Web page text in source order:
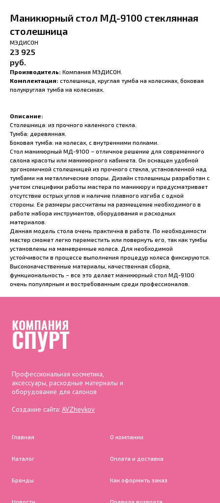
Маникюрный стол МД-9100 стеклянная
столешница
МЭДИСОН
23 925
руб.
Производитель: Компания МЭДИСОН.
Комплектация: столешница, круглая тумба на колесиках, боковая
полукруглая тумба на колесиках.
Описание:
Столешница: из прочного каленного стекла.
Тумба: деревянная.
Боковая тумба: на колесах, с внутренними полками.
Стол маникюрный МД-9100 – отличное решение для современного
салона красоты или маникюрного кабинета. Он оснащен удобной
эргономичной столешницей из прочного стекла, установленной над
тумбами на металлические опоры. Дизайн столешницы разработан с
учетом специфики работы мастера по маникюру и предусматривает
отсутствие острых углов и наличие плавного изгиба с одной
стороны. Ее размеры рассчитаны на размещение необходимого в
работе набора инструментов, оборудования и расходных
материалов.
Данная модель стола очень практична в работе. По необходимости
мастер сможет легко переместить или повернуть его, так как тумбы
установлены на маневренные колеса. Для необходимой
устойчивости в процессе выполнения процедур колеса фиксируются.
Высококачественные материалы, качественная сборка,
функциональность – все это делает маникюрный стол МД-9100
очень популярным и востребованным среди профессионалов.
Профессиональная косметика,
аксессуары, расходные материалы и
оборудование для салонов
Создание сайта: AVZheykov
Главная
Каталог
Бренды
Новости
О компании
Оплата и доставка
Как оформить заказ
Правила возврата